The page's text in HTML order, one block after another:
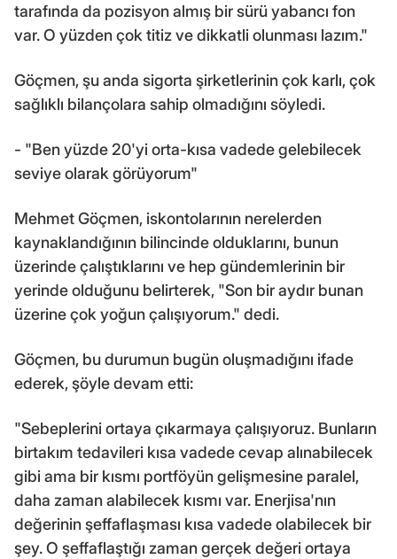
tarafında da pozisyon almış bir sürü yabancı fon
var. O yüzden çok titiz ve dikkatli olunması lazım."
Göçmen, şu anda sigorta şirketlerinin çok karlı, çok
sağlıklı bilançolara sahip olmadığını söyledi.
- "Ben yüzde 20'yi orta-kısa vadede gelebilecek
seviye olarak görüyorum"
Mehmet Göçmen, iskontolarının nerelerden
kaynaklandığının bilincinde olduklarını, bunun
üzerinde çalıştıklarını ve hep gündemlerinin bir
yerinde olduğunu belirterek, "Son bir aydır bunan
üzerine çok yoğun çalışıyorum." dedi.
Göçmen, bu durumun bugün oluşmadığını ifade
ederek, şöyle devam etti:
"Sebeplerini ortaya çıkarmaya çalışıyoruz. Bunların
birtakım tedavileri kısa vadede cevap alınabilecek
gibi ama bir kısmı portföyün gelişmesine paralel,
daha zaman alabilecek kısmı var. Enerjisa'nın
değerinin şeffaflaşması kısa vadede olabilecek bir
şey. O şeffaflaştığı zaman gerçek değeri ortaya